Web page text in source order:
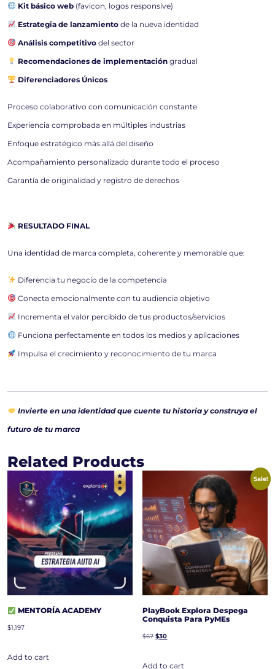
Kit básico web(favicon, logos responsive)
Estrategia de lanzamientode la nueva identidad
Análisis competitivodel sector
Recomendaciones de implementacióngradual
Diferenciadores Únicos
Proceso colaborativo con comunicación constante
Experiencia comprobada en múltiples industrias
Enfoque estratégico más allá del diseño
Acompañamiento personalizado durante todo el proceso
Garantía de originalidad y registro de derechos
RESULTADO FINAL
Una identidad de marca completa, coherente y memorable que:
Diferencia tu negocio de la competencia
Conecta emocionalmente con tu audiencia objetivo
Incrementa el valor percibido de tus productos/servicios
Funciona perfectamente en todos los medios y aplicaciones
Impulsa el crecimiento y reconocimiento de tu marca
Invierte en una identidad que cuente tu historia y construya el
futuro de tu marca
Related Products
MENTORÍA ACADEMY
$1,197
Add to cart
Sale!
PlayBook Explora Despega
Conquista Para PyMEs
$67 $30
Add to cart